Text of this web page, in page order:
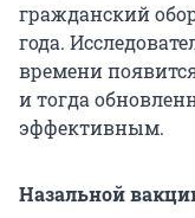
гражданский
года.
времени
и тогда
эффективным.
Назальной